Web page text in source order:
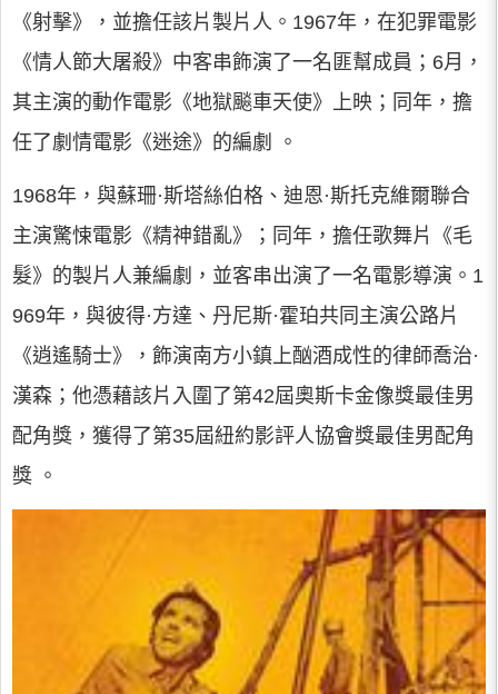
《射擊》，並擔任該片製片人。1967年，在犯罪電影
《情人節大屠殺》中客串飾演了一名匪幫成員；6月，
其主演的動作電影《地獄飈車天使》上映；同年，擔
任了劇情電影《迷途》的編劇 。
1968年，與蘇珊·斯塔絲伯格、迪恩·斯托克維爾聯合
主演驚悚電影《精神錯亂》；同年，擔任歌舞片《毛
髮》的製片人兼編劇，並客串出演了一名電影導演。1
969年，與彼得·方達、丹尼斯·霍珀共同主演公路片
《逍遙騎士》，飾演南方小鎮上酗酒成性的律師喬治·
漢森；他憑藉該片入圍了第42屆奧斯卡金像獎最佳男
配角獎，獲得了第35屆紐約影評人協會獎最佳男配角
獎 。